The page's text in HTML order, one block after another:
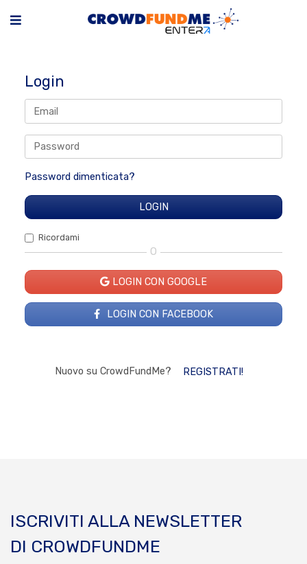
Login
Password dimenticata?
Ricordami
O
LOGIN CON GOOGLE
LOGIN CON FACEBOOK
Nuovo su CrowdFundMe? REGISTRATI!
ISCRIVITI ALLA NEWSLETTER
DI CROWDFUNDME